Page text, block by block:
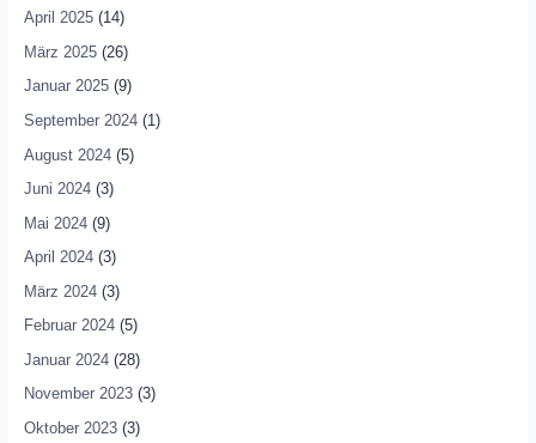
April 2025(14)
März 2025(26)
Januar 2025(9)
September 2024(1)
August 2024(5)
Juni 2024(3)
Mai 2024(9)
April 2024(3)
März 2024(3)
Februar 2024(5)
Januar 2024(28)
November 2023(3)
Oktober 2023(3)